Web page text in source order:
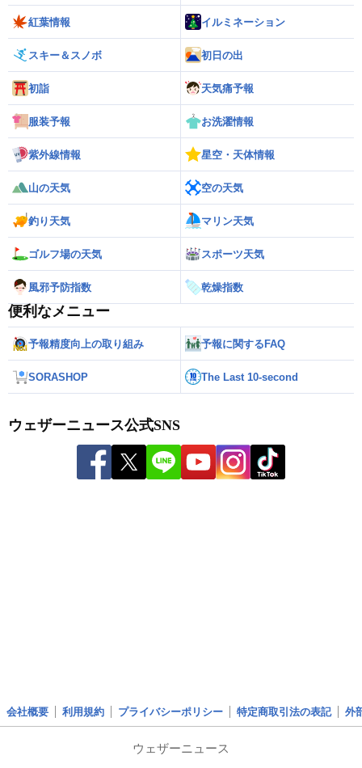
紅葉情報 イルミネーション
スキー＆スノボ 初日の出
初詣 天気痛予報
服装予報 お洗濯情報
紫外線情報 星空・天体情報
山の天気 空の天気
釣り天気 マリン天気
ゴルフ場の天気 スポーツ天気
風邪予防指数 乾燥指数
便利なメニュー
予報精度向上の取り組み 予報に関するFAQ
SORASHOP The Last 10-second
ウェザーニュース公式SNS
会社概要 利用規約 プライバシーポリシー 特定商取引法の表記 外
ウェザーニュース